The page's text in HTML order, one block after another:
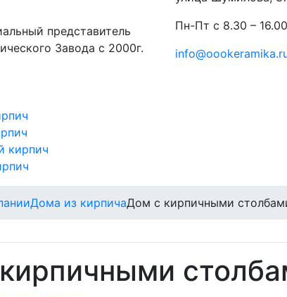
представитель
Завода с 2000г.
Пн-Пт с 8.30 – 16.00
кирпич
Дома из кирпичаДом с кирпичными